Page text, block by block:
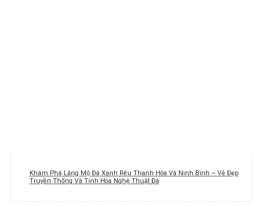
Khám Phá Lăng Mộ Đá Xanh Rêu Thanh Hóa Và Ninh Bình – Vẻ Đẹp
Truyền Thống Và Tinh Hoa Nghệ Thuật Đá